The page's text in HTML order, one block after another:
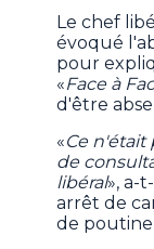
Le chef
évoqué
pour
«Face à
d'être
«Ce n'était
de
libéral», a-
arrêt de
de poutine